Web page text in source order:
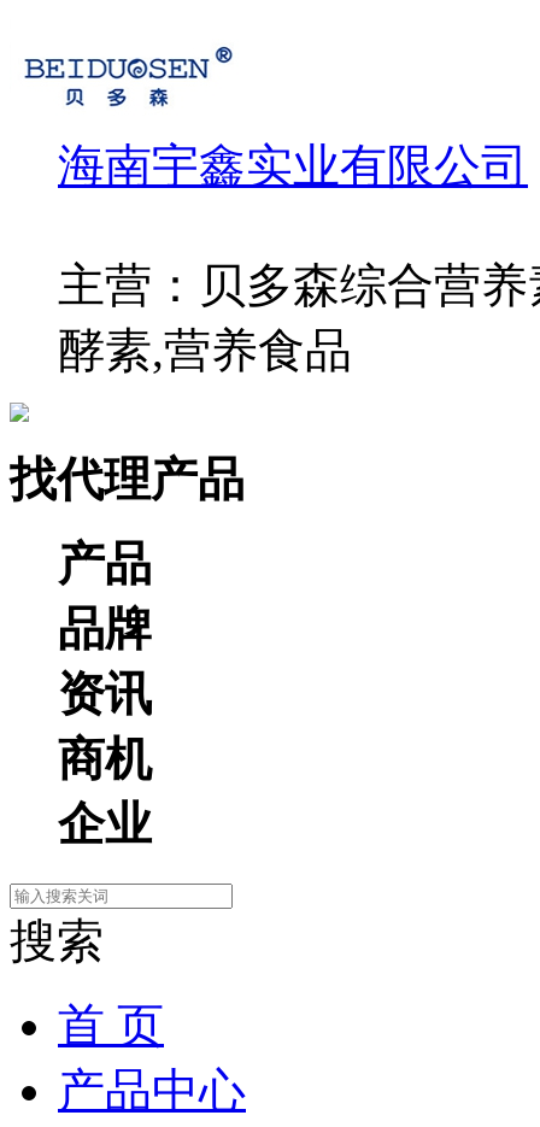
海南宇鑫实业有限公司
主营：贝多森综合营
酵素,营养食品
找代理产品
产品
品牌
资讯
商机
企业
搜索
首 页
产品中心